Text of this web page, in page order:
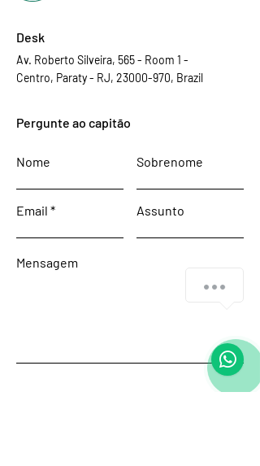
Desk
Av. Roberto Silveira, 565 - Room 1 -
Centro, Paraty - RJ, 23000-970, Brazil
Pergunte ao capitão
Nome Sobrenome
Email Assunto
Mensagem